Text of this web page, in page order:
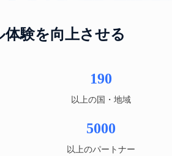
体験を向上させる
190
以上の国・地域
5000
以上のパートナー